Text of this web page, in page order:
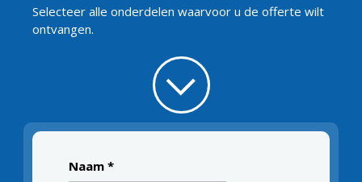
Waar is de
Naam *
Selecteer alle onderdelen waarvoor u de offerte wilt
ontvangen.